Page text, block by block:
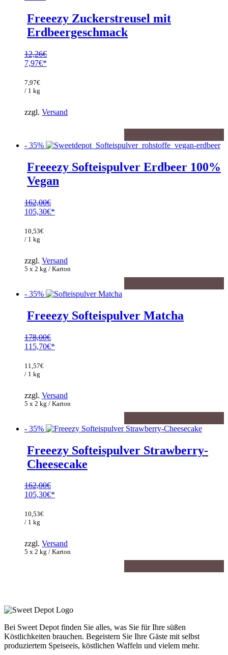
Freeezy Zuckerstreusel mit
Erdbeergeschmack
12,26€
Ursprünglicher
war:
12,26€
7,97€
Preis
ist:
7,97€
/ 1 kg
zzgl. Versand
- 35%
Freeezy Softeispulver Erdbeer 100%
Vegan
162,00€
Ursprünglicher
war:
162,00€
105,30€
Preis
ist:
5 x 2 kg / Karton
10,53€
/ 1 kg
zzgl. Versand
- 35%
Freeezy Softeispulver Matcha
178,00€
Ursprünglicher
war:
178,00€
115,70€
Preis
ist:
5 x 2 kg / Karton
11,57€
/ 1 kg
zzgl. Versand
- 35%
Freeezy Softeispulver Strawberry-
Cheesecake
162,00€
Ursprünglicher
war:
162,00€
105,30€
Preis
ist:
5 x 2 kg / Karton
10,53€
/ 1 kg
zzgl. Versand
Bei Sweet Depot finden Sie alles, was Sie für Ihre süßen
Köstlichkeiten brauchen. Begeistern Sie Ihre Gäste mit selbst
produziertem Speiseeis, köstlichen Waffeln und vielem mehr.